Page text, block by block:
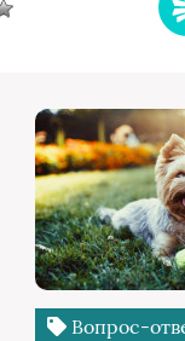
Вопрос-